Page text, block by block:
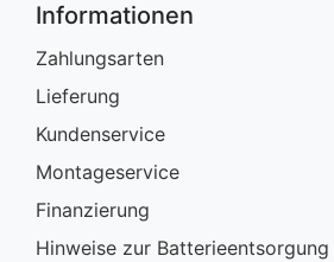
Informationen
Zahlungsarten
Lieferung
Kundenservice
Montageservice
Finanzierung
Hinweise zur Batterieentsorgung